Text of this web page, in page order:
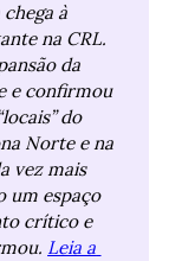
à
na CRL.
da
e confirmou
do
Norte e na
vez mais
um espaço
crítico e
Leia a